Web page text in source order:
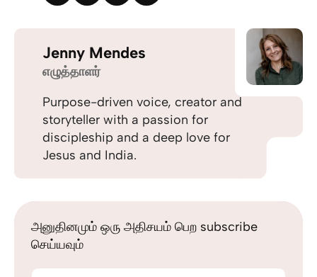
Jenny Mendes
எழுத்தாளர்
Purpose-driven voice, creator and
storyteller with a passion for
discipleship and a deep love for
Jesus and India.
அனுதினமும் ஒரு அதிசயம் பெற subscribe
செய்யவும்